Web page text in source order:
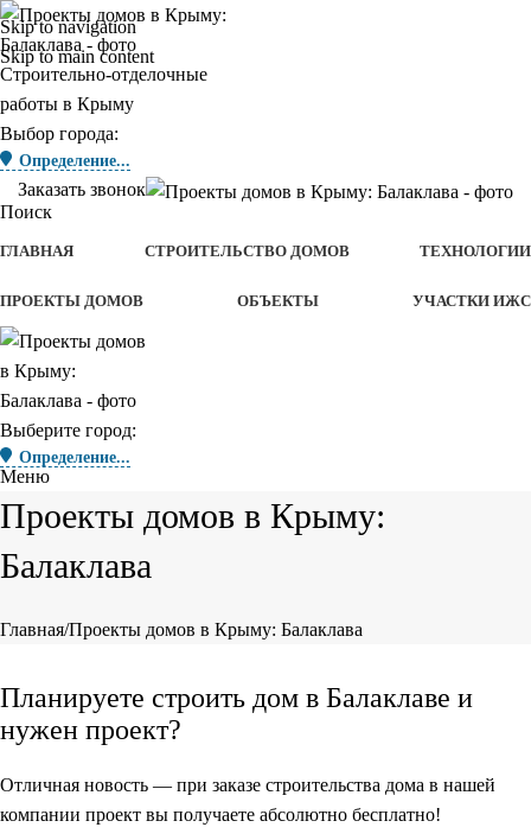
Skip to navigation
Skip to main content
Строительно-отделочные
работы в Крыму
Выбор города:
Определение...
Заказать звонок
Поиск
ГЛАВНАЯ СТРОИТЕЛЬСТВО ДОМОВ ТЕХНОЛОГИИ
ПРОЕКТЫ ДОМОВ ОБЪЕКТЫ УЧАСТКИ ИЖС
Выберите город:
Определение...
Меню
Проекты домов в Крыму:
Балаклава
Главная Проекты домов в Крыму: Балаклава
Планируете строить дом в Балаклаве и
нужен проект?
Отличная новость — при заказе строительства дома в нашей
компании проект вы получаете абсолютно бесплатно!